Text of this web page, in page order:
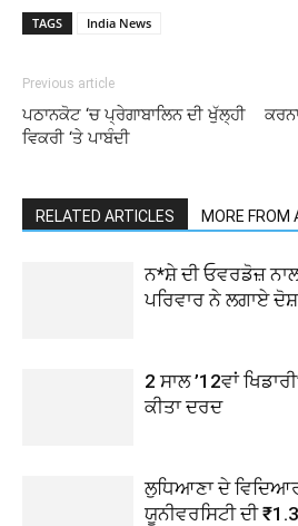
TAGS India News
Previous article
ਪਠਾਨਕੋਟ ‘ਚ ਪ੍ਰੇਗਾਬਾਲਿਨ ਦੀ ਖੁੱਲ੍ਹੀ
ਵਿਕਰੀ ‘ਤੇ ਪਾਬੰਦੀ
RELATED ARTICLES MORE FROM
ਨ*ਸ਼ੇ ਦੀ ਓਵਰਡੋਜ਼
ਪਰਿਵਾਰ ਨੇ ਲਗਾਏ ਦੋਸ਼
2 ਸਾਲ ’12ਵਾਂ
ਕੀਤਾ ਦਰਦ
ਲੁਧਿਆਣਾ ਦੇ
ਯੂਨੀਵਰਸਿਟੀ ਦੀ